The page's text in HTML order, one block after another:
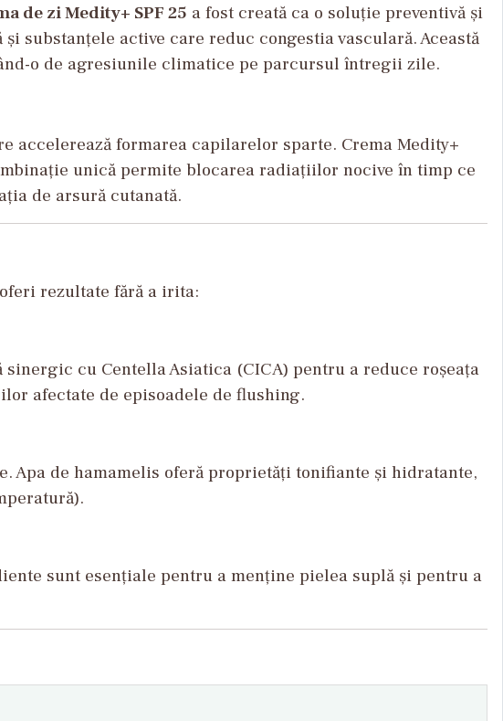
de zi Medity+ SPF 25 a fost creată ca o soluție preventivă și
active care reduc congestia vasculară. Această
o de agresiunile climatice pe parcursul întregii zile.
accelerează formarea capilarelor sparte. Crema Medity+
unică permite blocarea radiațiilor nocive în timp ce
de arsură cutanată.
rezultate fără a irita:
cu Centella Asiatica (CICA) pentru a reduce roșeața
afectate de episoadele de flushing.
Apa de hamamelis oferă proprietăți tonifiante și hidratante,
sunt esențiale pentru a menține pielea suplă și pentru a